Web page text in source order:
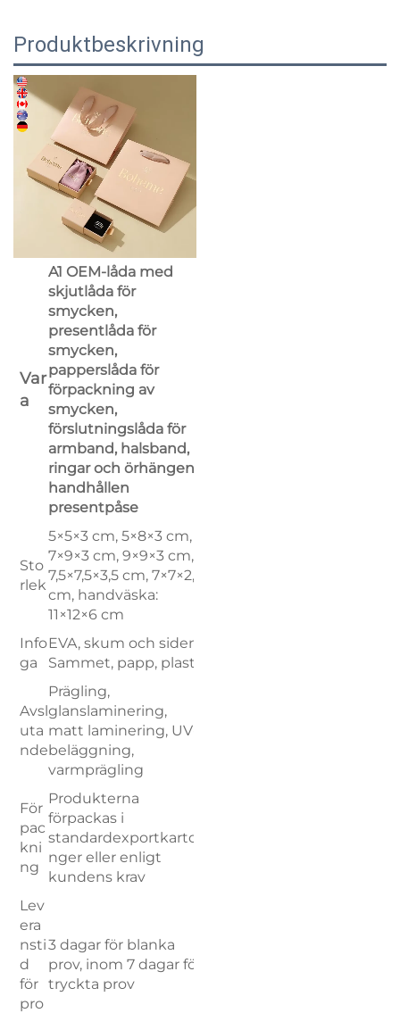
Produktbeskrivning
Var
a
A1 OEM-låda med
skjutlåda för
smycken,
presentlåda för
smycken,
papperslåda för
förpackning av
smycken,
förslutningslåda för
armband, halsband,
ringar och örhängen,
handhållen
presentpåse
Sto
rlek
5×5×3 cm, 5×8×3 cm,
7×9×3 cm, 9×9×3 cm,
7,5×7,5×3,5 cm, 7×7×2,5
cm, handväska:
11×12×6 cm
Info
ga
EVA, skum och siden.
Sammet, papp, plast
Avsl
uta
nde
Prägling,
glanslaminering,
matt laminering, UV-
beläggning,
varmprägling
För
pac
kni
ng
Produkterna
förpackas i
standardexportkarto
nger eller enligt
kundens krav
Lev
era
nsti
d
för
pro
3 dagar för blanka
prov, inom 7 dagar för
tryckta prov